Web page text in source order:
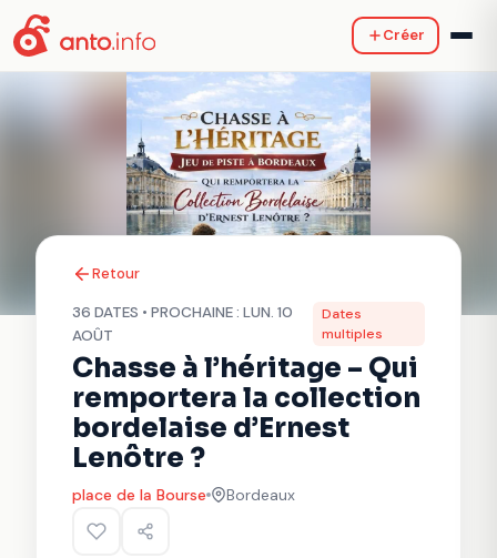
Créer
Retour
36 DATES • PROCHAINE : LUN. 10
AOÛT
Dates
multiples
Chasse à l’héritage – Qui
remportera la collection
bordelaise d’Ernest
Lenôtre ?
place de la Bourse Bordeaux